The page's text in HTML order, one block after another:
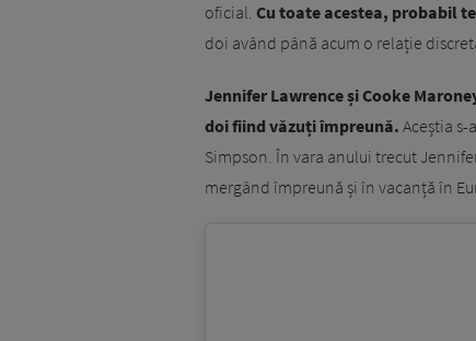
oficial. Cu toate acestea, probabil
doi având până acum o relație
Jennifer Lawrence și Cooke
doi fiind văzuți împreună. Aceștia
Simpson. În vara anului trecut
mergând împreună și în vacanță în